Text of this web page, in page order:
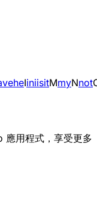
heIiniisitMmyNnot
應用程式，享受更多